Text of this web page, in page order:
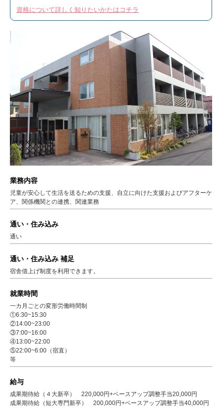
資格について詳しく知りたいかたはコチラ
業務内容
児童が安心して生活を送るための支援、自立に向けた支援およびアフターケ
ア、関係機関との連携、関連業務
通い・住み込み
通い
通い・住み込み 補足
宿舎借上げ制度を利用できます。
就業時間
一カ月ごとの変形労働時間制
①6:30~15:30
②14:00~23:00
③7:00~16:00
④13:00~22:00
⑤22:00~6:00（宿直）
等
給与
成果期待給（４大新卒） 220,000円+ベースアップ調整手当20,000円
成果期待給（短大専門新卒） 200,000円+ベースアップ調整手当40,000円